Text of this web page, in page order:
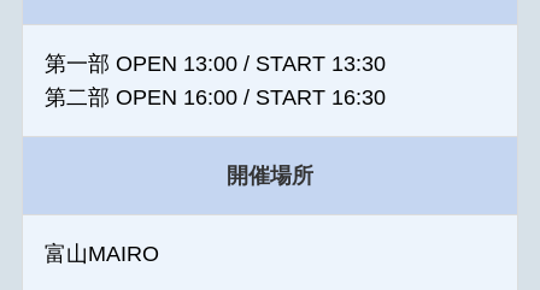
第一部 OPEN 13:00 / START 13:30
第二部 OPEN 16:00 / START 16:30
開催場所
富山MAIRO